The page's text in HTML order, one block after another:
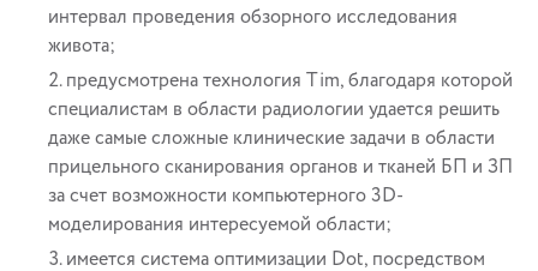
интервал проведения обзорного исследования
живота;
предусмотрена технология Tim, благодаря которой
специалистам в области радиологии удается решить
даже самые сложные клинические задачи в области
прицельного сканирования органов и тканей БП и ЗП
за счет возможности компьютерного 3D-
моделирования интересуемой области;
имеется система оптимизации Dot, посредством